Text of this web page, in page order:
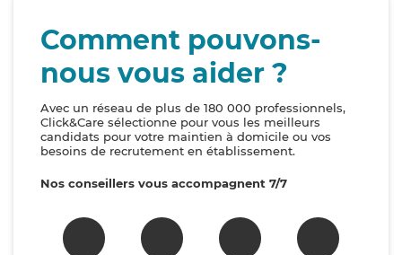
Comment pouvons-
nous vous aider ?
Avec un réseau de plus de 180 000 professionnels,
Click&Care sélectionne pour vous les meilleurs
candidats pour votre maintien à domicile ou vos
besoins de recrutement en établissement.
Nos conseillers vous accompagnent 7/7